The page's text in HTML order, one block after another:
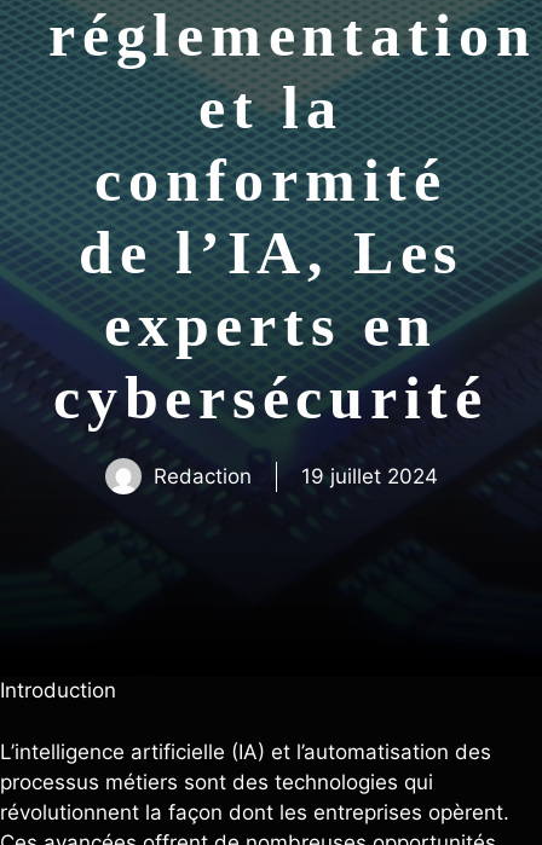
réglementation
et la
conformité
de l’IA, Les
experts en
cybersécurité
Redaction 19 juillet 2024
Introduction
L’intelligence artificielle (IA) et l’automatisation des
processus métiers sont des technologies qui
révolutionnent la façon dont les entreprises opèrent.